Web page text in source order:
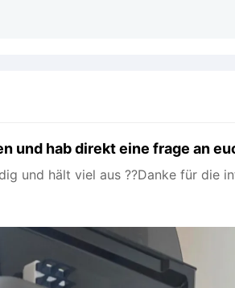
und hab direkt eine frage an
und hält viel aus ??Danke für die